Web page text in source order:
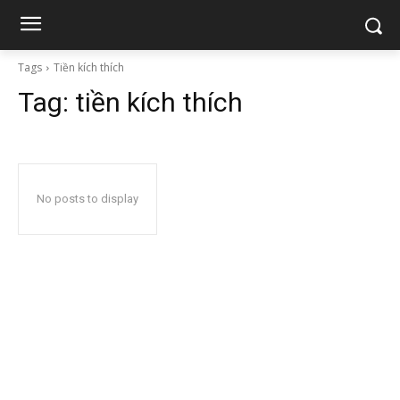
Tags Tiền kích thích
Tag: tiền kích thích
No posts to display